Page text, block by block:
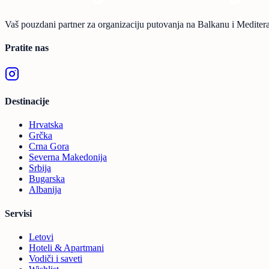
Vaš pouzdani partner za organizaciju putovanja na Balkanu i
Pratite nas
Destinacije
Hrvatska
Grčka
Crna Gora
Severna Makedonija
Srbija
Bugarska
Albanija
Servisi
Letovi
Hoteli & Apartmani
Vodiči i saveti